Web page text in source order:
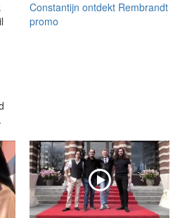
Constantijn ontdekt Rembrandt
promo